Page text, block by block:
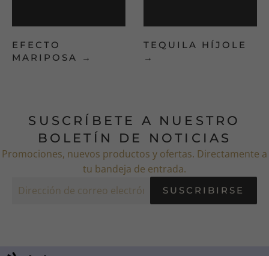
EFECTO
MARIPOSA
→
TEQUILA HÍJOLE
→
SUSCRÍBETE A NUESTRO
BOLETÍN DE NOTICIAS
Promociones, nuevos productos y ofertas. Directamente a
tu bandeja de entrada.
Dirección
SUSCRIBIRSE